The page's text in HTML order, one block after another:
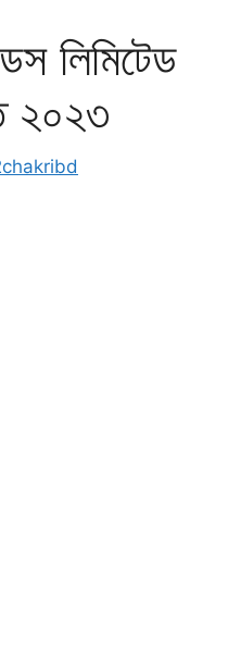
লিমিটেড
২০২৩